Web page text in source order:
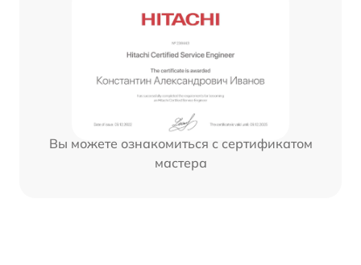
Вы можете ознакомиться с сертификатом
мастера